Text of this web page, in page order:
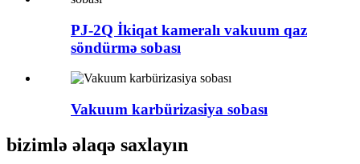
PJ-2Q İkiqat kameralı vakuum qaz
söndürmə sobası
Vakuum karbürizasiya sobası
bizimlə əlaqə saxlayın